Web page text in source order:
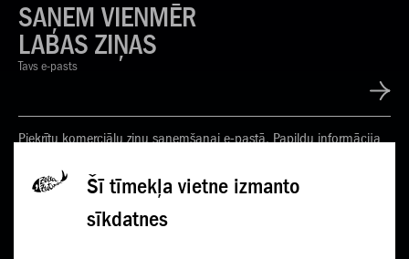
Šī tīmekļa vietne izmanto
sīkdatnes
SAŅEM VIENMĒR
LABAS ZIŅAS
Tavs e-pasts
Piekrītu komerciālu ziņu saņemšanai e-pastā. Papildu informācija